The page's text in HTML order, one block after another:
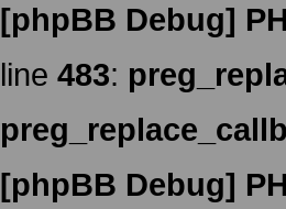
[phpBB Debug]
line 483:
[phpBB Debug]